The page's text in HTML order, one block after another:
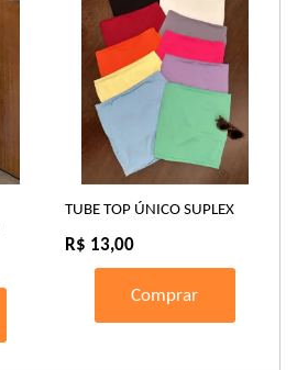
TUBE TOP ÚNICO SUPLEX
R$ 13,00
Comprar